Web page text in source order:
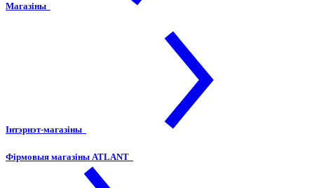
Магазіны
Інтэрнэт-магазіны
Фірмовыя магазіны ATLANT